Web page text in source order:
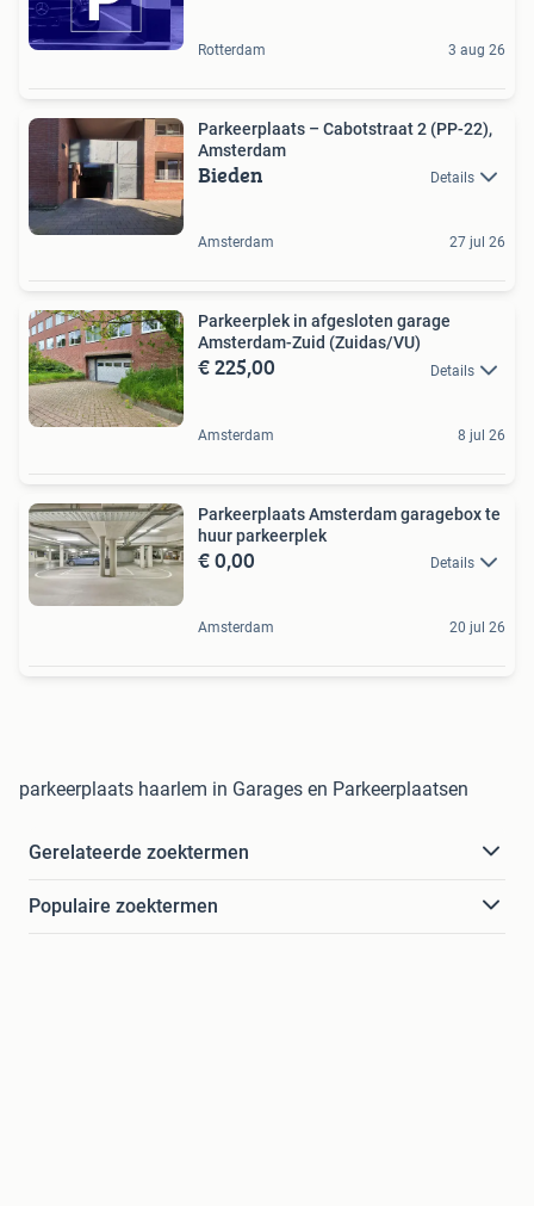
Rotterdam 3 aug 26
Parkeerplaats – Cabotstraat 2 (PP-22),
Amsterdam
Bieden Details
Amsterdam 27 jul 26
Parkeerplek in afgesloten garage
Amsterdam-Zuid (Zuidas/VU)
€ 225,00 Details
Amsterdam 8 jul 26
Parkeerplaats Amsterdam garagebox te
huur parkeerplek
€ 0,00 Details
Amsterdam 20 jul 26
parkeerplaats haarlem in Garages en Parkeerplaatsen
Gerelateerde zoektermen
Populaire zoektermen